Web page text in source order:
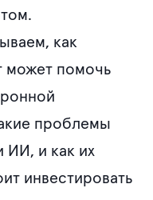
как
может помочь
проблемы
ИИ, и как их
инвестировать